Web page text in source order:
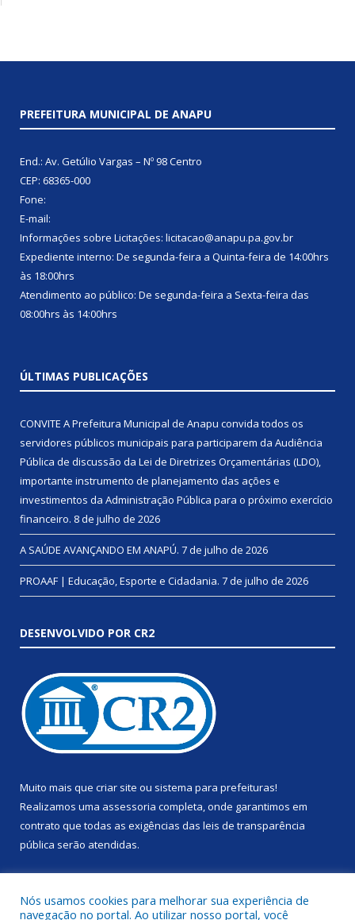
PREFEITURA MUNICIPAL DE ANAPU
End.: Av. Getúlio Vargas – Nº 98 Centro
CEP: 68365-000
Fone:
E-mail:
Informações sobre Licitações: licitacao@anapu.pa.gov.br
Expediente interno: De segunda-feira a Quinta-feira de 14:00hrs
às 18:00hrs
Atendimento ao público: De segunda-feira a Sexta-feira das
08:00hrs às 14:00hrs
ÚLTIMAS PUBLICAÇÕES
CONVITE A Prefeitura Municipal de Anapu convida todos os
servidores públicos municipais para participarem da Audiência
Pública de discussão da Lei de Diretrizes Orçamentárias (LDO),
importante instrumento de planejamento das ações e
investimentos da Administração Pública para o próximo exercício
financeiro. 8 de julho de 2026
A SAÚDE AVANÇANDO EM ANAPÚ. 7 de julho de 2026
PROAAF | Educação, Esporte e Cidadania. 7 de julho de 2026
DESENVOLVIDO POR CR2
Muito mais que criar site ou sistema para prefeituras!
Realizamos uma assessoria completa, onde garantimos em
contrato que todas as exigências das leis de transparência
pública serão atendidas.
Nós usamos cookies para melhorar sua experiência de
navegação no portal. Ao utilizar nosso portal, você